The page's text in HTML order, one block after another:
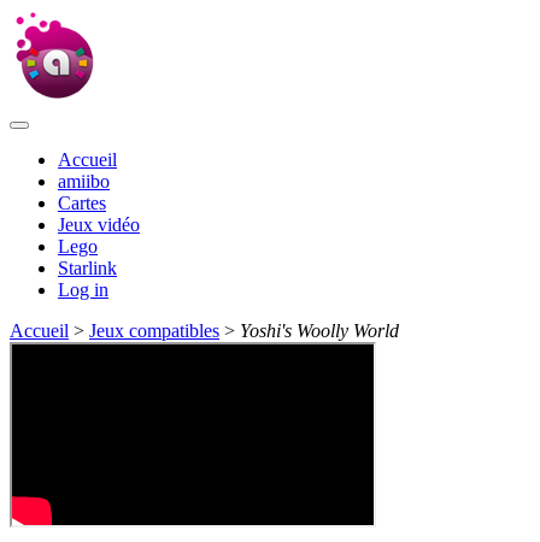
Accueil
amiibo
Cartes
Jeux vidéo
Lego
Starlink
Log in
Accueil > Jeux compatibles > Yoshi's Woolly World